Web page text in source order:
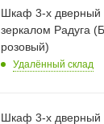
Шкаф 3-х дверный
зеркалом Радуга
розовый)
Удалённый склад
Шкаф 3-х дверный